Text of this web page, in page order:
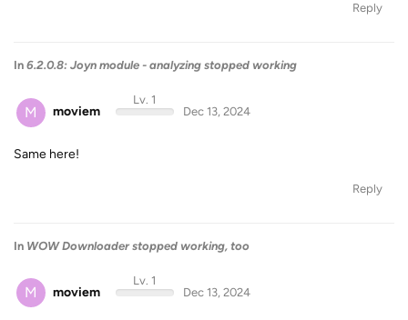
Reply
In 6.2.0.8: Joyn module - analyzing stopped working
M moviem
Lv. 1
Dec 13, 2024
Same here!
Reply
In WOW Downloader stopped working, too
M moviem
Lv. 1
Dec 13, 2024